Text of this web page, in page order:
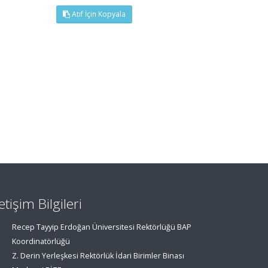
Atıf İçin Kopyala
Bilgileri
Recep Tayyip Erdoğan Üniversitesi Rektörlüğü BAP
Koordinatörlüğü
Z. Derin Yerleşkesi Rektörlük İdari Birimler Binası